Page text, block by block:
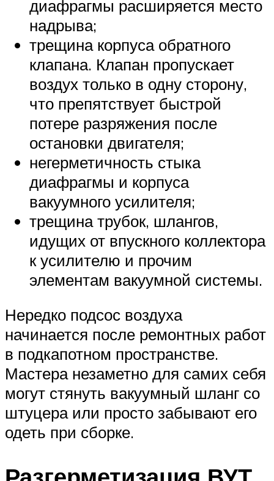
диафрагмы расширяется место
надрыва;
трещина корпуса обратного
клапана. Клапан пропускает
воздух только в одну сторону,
что препятствует быстрой
потере разряжения после
остановки двигателя;
негерметичность стыка
диафрагмы и корпуса
вакуумного усилителя;
трещина трубок, шлангов,
идущих от впускного коллектора
к усилителю и прочим
элементам вакуумной системы.
Нередко подсос воздуха
начинается после ремонтных работ
в подкапотном пространстве.
Мастера незаметно для самих себя
могут стянуть вакуумный шланг со
штуцера или просто забывают его
одеть при сборке.